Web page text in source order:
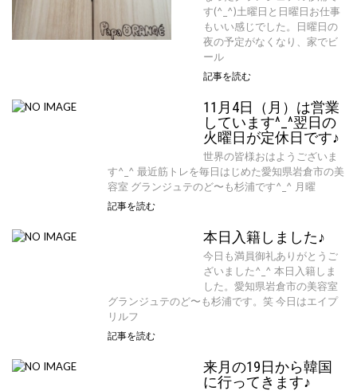
す(^_^)土曜日と日曜日お仕事
もいい感じでした。日曜日の
夜の予定がなくなり、家でビ
ール
記事を読む
11月4日（月）は営業
しています^_^翌日の
火曜日が定休日です♪
世界の皆様おはようございま
す^_^ 最近筋トレを毎日はじめた愛知県岩倉市の美
容室 グランジュテのど〜も杉浦です^_^ 月曜
記事を読む
本日入籍しました♪
今日も満員御礼ありがとうご
ざいました^_^ 本日入籍しま
した。愛知県岩倉市の美容室
グランジュテのど〜も杉浦です。笑 今日はエイプ
リルフ
記事を読む
来月の19日から韓国
に行ってきます♪